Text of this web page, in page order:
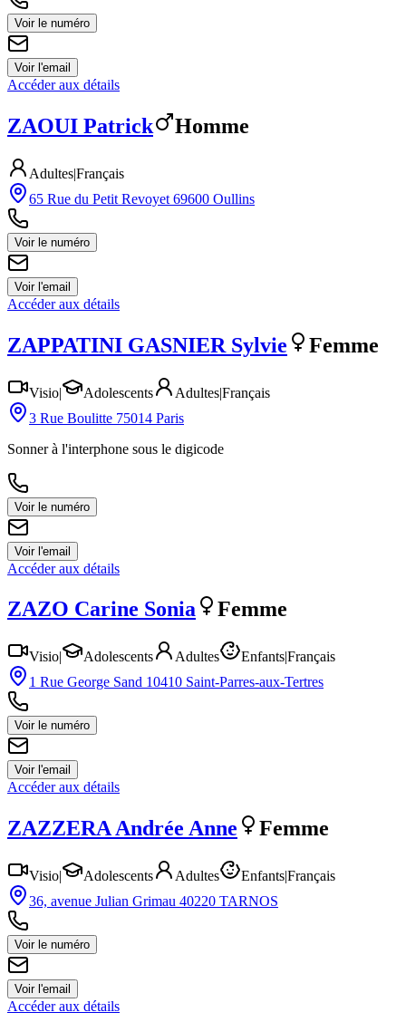
Voir le numéro
Voir l'email
Accéder aux détails
ZAOUI Patrick Homme
Adultes|Français
65 Rue du Petit Revoyet 69600 Oullins
Voir le numéro
Voir l'email
Accéder aux détails
ZAPPATINI GASNIER Sylvie Femme
Visio| Adolescents Adultes|Français
3 Rue Boulitte 75014 Paris
Sonner à l'interphone sous le digicode
Voir le numéro
Voir l'email
Accéder aux détails
ZAZO Carine Sonia Femme
Visio| Adolescents Adultes Enfants|Français
1 Rue George Sand 10410 Saint-Parres-aux-Tertres
Voir le numéro
Voir l'email
Accéder aux détails
ZAZZERAAndrée Anne Femme
Visio| Adolescents Adultes Enfants|Français
36, avenue Julian Grimau 40220 TARNOS
Voir le numéro
Voir l'email
Accéder aux détails